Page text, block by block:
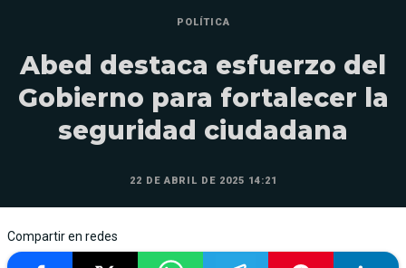
POLÍTICA
Abed destaca esfuerzo del
Gobierno para fortalecer la
seguridad ciudadana
22 DE ABRIL DE 2025 14:21
Compartir en redes